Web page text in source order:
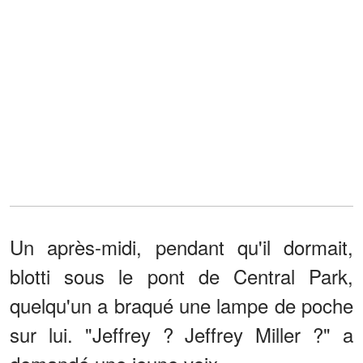
Un après-midi, pendant qu'il dormait,
blotti sous le pont de Central Park,
quelqu'un a braqué une lampe de poche
sur lui. "Jeffrey ? Jeffrey Miller ?" a